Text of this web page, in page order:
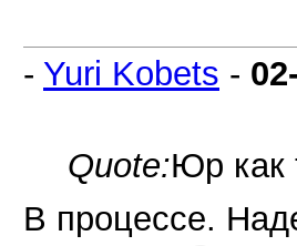
- Yuri Kobets -
Quote:Юр как
В процессе.